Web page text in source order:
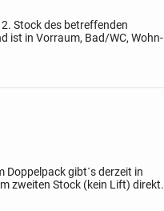
Stock des betreffenden
ist in Vorraum, Bad/WC, Wohn-
gibt´s derzeit in
zweiten Stock (kein Lift) direkt